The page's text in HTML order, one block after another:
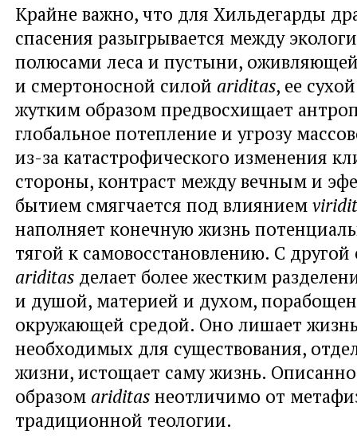
Крайне важно, что для Хильдегарды
спасения разыгрывается между
полюсами леса и пустыни,
и смертоносной силой ariditas, ее
жутким образом предвосхищает
глобальное потепление и угрозу
из-за катастрофического изменения
стороны, контраст между вечным и
бытием смягчается под влиянием
наполняет конечную жизнь
тягой к самовосстановлению. С
ariditas делает более жестким
и душой, материей и духом,
окружающей средой. Оно лишает
необходимых для существования,
жизни, истощает саму жизнь.
образом ariditas неотличимо от
традиционной теологии.